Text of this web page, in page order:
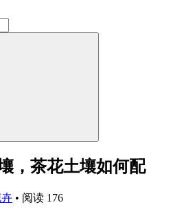
，茶花土壤如何配
• 阅读 176